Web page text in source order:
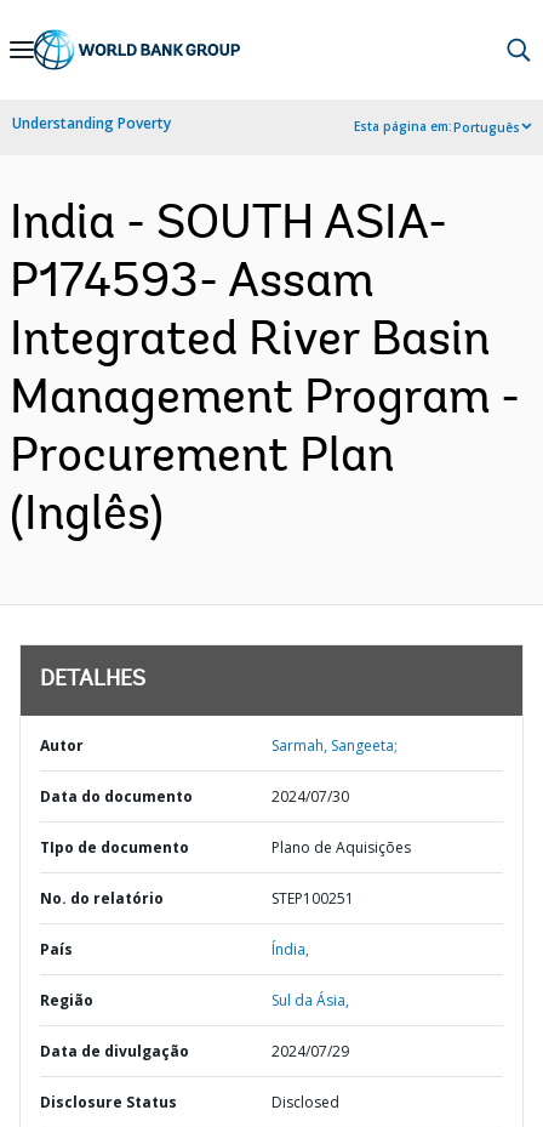
Skip
Navigation
Understanding Poverty Esta página em:Português
India - SOUTH ASIA-
P174593- Assam
Integrated River Basin
Management Program -
Procurement Plan
(Inglês)
DETALHES
Autor Sarmah, Sangeeta;
Data do documento 2024/07/30
TIpo de documento Plano de Aquisições
No. do relatório STEP100251
País Índia,
Região Sul da Ásia,
Data de divulgação 2024/07/29
Disclosure Status Disclosed